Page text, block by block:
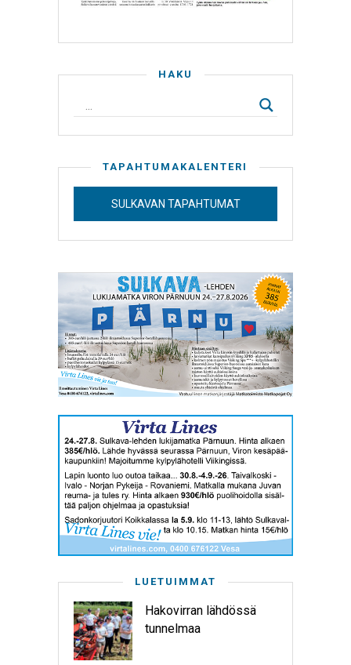
HAKU
TAPAHTUMAKALENTERI
SULKAVAN TAPAHTUMAT
LUETUIMMAT
Hakovirran lähdössä
tunnelmaa